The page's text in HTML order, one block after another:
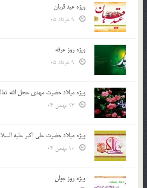
ویژه عید قربان
ویژه روز عرفه
ویژه میلاد حضرت مهدی عجل الله
ویژه میلاد حضرت علی اکبر علیه
ویژه روز جوان